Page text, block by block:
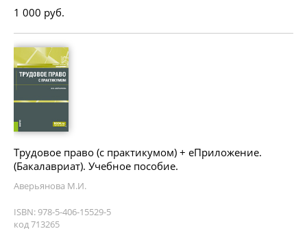
1 000 руб.
Трудовое право (с практикумом) + еПриложение.
(Бакалавриат). Учебное пособие.
Аверьянова М.И.
ISBN: 978-5-406-15529-5
код 713265